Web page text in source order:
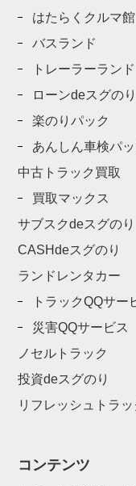
はたらくクルマ館
バスランド
トレーラーランド
ローンdeスグのり
楽のりパック
あんしん車検パッ
中古トラック買取
買取マックス
サブスクdeスグのり
CASHdeスグのり
ランドレンタカー
トラックQQサー
災害QQサービス
ノセルトラック
投資deスグのり
リフレッシュトラッ
コンテンツ